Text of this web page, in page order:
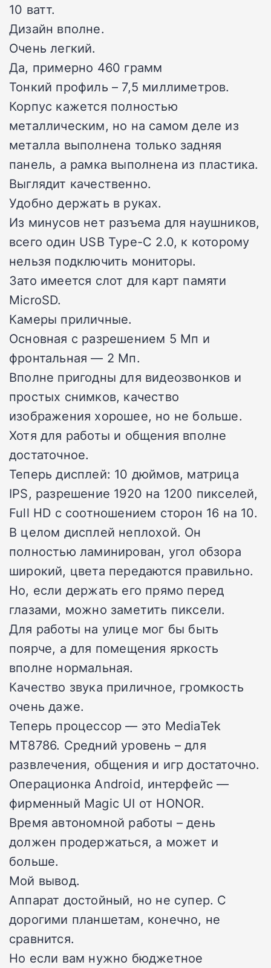
10 ватт.
Дизайн вполне.
Очень легкий.
Да, примерно 460 грамм
Тонкий профиль – 7,5 миллиметров.
Корпус кажется полностью
металлическим, но на самом деле из
металла выполнена только задняя
панель, а рамка выполнена из пластика.
Выглядит качественно.
Удобно держать в руках.
Из минусов нет разъема для наушников,
всего один USB Type-C 2.0, к которому
нельзя подключить мониторы.
Зато имеется слот для карт памяти
MicroSD.
Камеры приличные.
Основная с разрешением 5 Мп и
фронтальная — 2 Мп.
Вполне пригодны для видеозвонков и
простых снимков, качество
изображения хорошее, но не больше.
Хотя для работы и общения вполне
достаточное.
Теперь дисплей: 10 дюймов, матрица
IPS, разрешение 1920 на 1200 пикселей,
Full HD с соотношением сторон 16 на 10.
В целом дисплей неплохой. Он
полностью ламинирован, угол обзора
широкий, цвета передаются правильно.
Но, если держать его прямо перед
глазами, можно заметить пиксели.
Для работы на улице мог бы быть
поярче, а для помещения яркость
вполне нормальная.
Качество звука приличное, громкость
очень даже.
Теперь процессор — это MediaTek
MT8786. Средний уровень – для
развлечения, общения и игр достаточно.
Операционка Android, интерфейс —
фирменный Magic UI от HONOR.
Время автономной работы – день
должен продержаться, а может и
больше.
Мой вывод.
Аппарат достойный, но не супер. С
дорогими планшетам, конечно, не
сравнится.
Но если вам нужно бюджетное